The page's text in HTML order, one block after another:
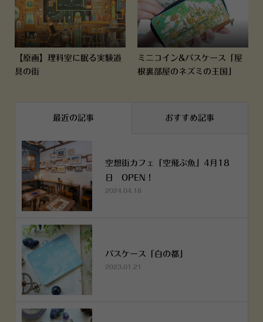
【原画】理科室に眠る実験道
具の街
ミニコイン&パスケース「屋
根裏部屋のネズミの王国」
最近の記事 おすすめ記事
空想街カフェ「空飛ぶ魚」4月18
日 OPEN！
2024.04.18
パスケース「白の都」
2023.01.21